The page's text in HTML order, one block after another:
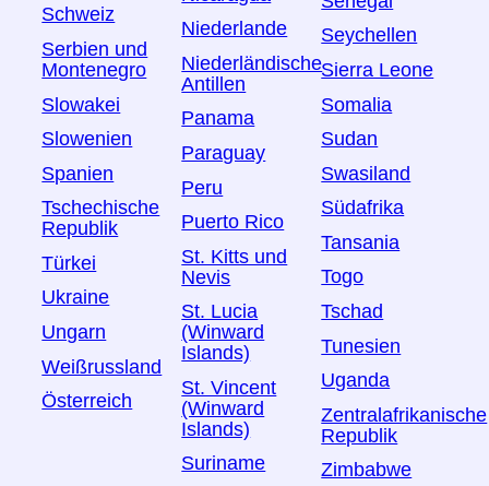
Schweiz
Serbien und
Montenegro
Slowakei
Slowenien
Spanien
Tschechische
Republik
Türkei
Ukraine
Ungarn
Weißrussland
Österreich
Niederlande
Niederländische
Antillen
Panama
Paraguay
Peru
Puerto Rico
St. Kitts und
Nevis
St. Lucia
(Winward
Islands)
St. Vincent
(Winward
Islands)
Suriname
Seychellen
Sierra Leone
Somalia
Sudan
Swasiland
Südafrika
Tansania
Togo
Tschad
Tunesien
Uganda
Zentralafrikanische
Republik
Zimbabwe